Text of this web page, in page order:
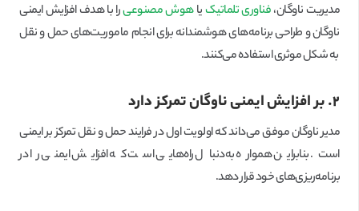
مدیریت ناوگان،فناوری تلماتیکیاهوش مصنوعیرا با هدف افزایش ایمنی
ناوگان و طراحی برنامه‌های هوشمندانه برای انجام ماموریت‌های حمل و نقل
به شکل موثری استفاده می‌کنند.
۲. بر افزایش ایمنی ناوگان تمرکز دارد
مدیر ناوگان موفق می‌داند که اولویت اول در فرایند حمل و نقل تمرکز بر ایمنی
است. بنابراین همواره به‌دنبال راه‌هایی است که افزایش ایمنی را در
برنامه‌ریزی‌های خود قرار دهد.